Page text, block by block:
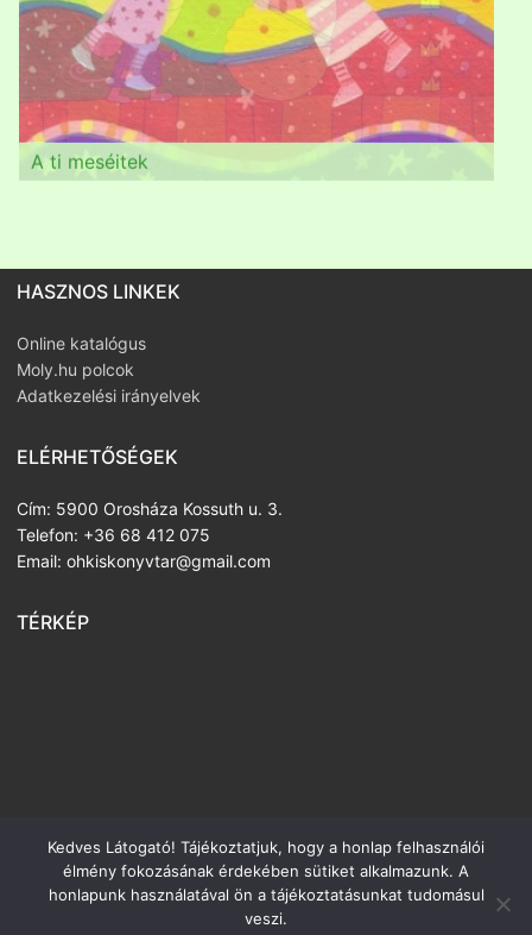
A ti meséitek
A ti meséitek
A ti meséitek
A ti meséitek
A ti meséitek
HASZNOS LINKEK
Online katalógus
Moly.hu polcok
Adatkezelési irányelvek
ELÉRHETŐSÉGEK
Cím: 5900 Orosháza Kossuth u. 3.
Telefon: +36 68 412 075
Email: ohkiskonyvtar@gmail.com
TÉRKÉP
Copyright ©2026 Justh Zsigmond Városi Könyvtár–
mester_kata@yahoo.com
Kedves Látogató! Tájékoztatjuk, hogy a honlap felhasználói
élmény fokozásának érdekében sütiket alkalmazunk. A
honlapunk használatával ön a tájékoztatásunkat tudomásul
veszi.